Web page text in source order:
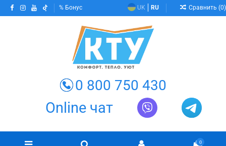
Бонус UK RU Сравнить (0)
0 800 750 430
Online чат
0